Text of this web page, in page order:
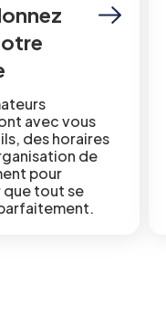
avec vous
des horaires
de
pour
que tout se